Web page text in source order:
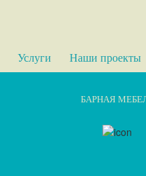
Услуги Наши проекты
БАРНАЯ